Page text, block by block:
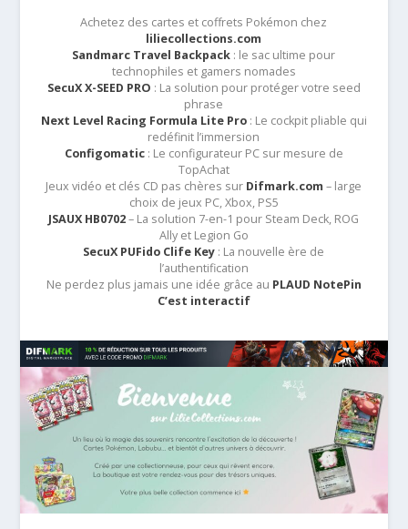
Achetez des cartes et coffrets Pokémon chez
liliecollections.com
Sandmarc Travel Backpack : le sac ultime pour
technophiles et gamers nomades
SecuX X-SEED PRO : La solution pour protéger votre seed
phrase
Next Level Racing Formula Lite Pro: Le cockpit pliable qui
redéfinit l’immersion
Configomatic: Le configurateur PC sur mesure de
TopAchat
Jeux vidéo et clés CD pas chères sur Difmark.com – large
choix de jeux PC, Xbox, PS5
JSAUX HB0702– La solution 7-en-1 pour Steam Deck, ROG
Ally et Legion Go
SecuX PUFido Clife Key : La nouvelle ère de
l’authentification
Ne perdez plus jamais une idée grâce au PLAUD NotePin
C’est interactif